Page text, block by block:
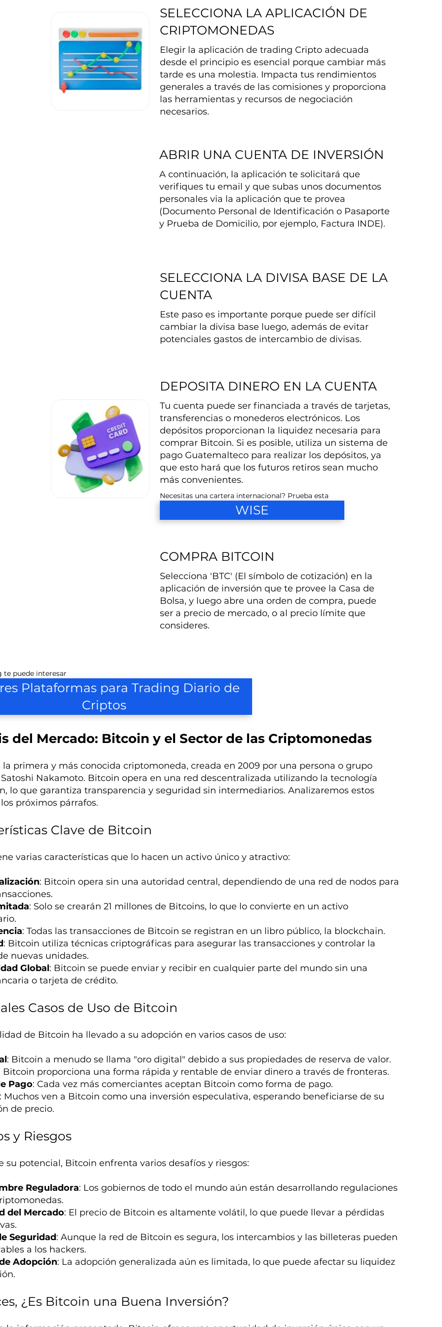
SELECCIONA LA APLICACIÓN DE
CRIPTOMONEDAS
Elegir la aplicación de trading Cripto adecuada
desde el principio es esencial porque cambiar más
tarde es una molestia. Impacta tus rendimientos
generales a través de las comisiones y proporciona
las herramientas y recursos de negociación
necesarios.
ABRIR UNA CUENTA DE INVERSIÓN
A continuación, la aplicación te solicitará que
verifiques tu email y que subas unos documentos
personales via la aplicación que te provea
(Documento Personal de Identificación o Pasaporte
y Prueba de Domicilio, por ejemplo, Factura INDE).
SELECCIONA LA DIVISA BASE DE LA
CUENTA
Este paso es importante porque puede ser difícil
cambiar la divisa base luego, además de evitar
potenciales gastos de intercambio de divisas.
DEPOSITA DINERO EN LA CUENTA
Tu cuenta puede ser financiada a través de tarjetas,
transferencias o monederos electrónicos. Los
depósitos proporcionan la liquidez necesaria para
comprar Bitcoin. Si es posible, utiliza un sistema de
pago Guatemalteco para realizar los depósitos, ya
que esto hará que los futuros retiros sean mucho
más convenientes.
Necesitas una cartera internacional? Prueba esta
WISE
COMPRA BITCOIN
Selecciona 'BTC' (El símbolo de cotización) en la
aplicación de inversión que te provee la Casa de
Bolsa, y luego abre una orden de compra, puede
ser a precio de mercado, o al precio límite que
consideres.
te puede interesar
Plataformas para Trading Diario de
Criptos
del Mercado: Bitcoin y el Sector de las Criptomonedas
primera y más conocida criptomoneda, creada en 2009 por una persona o grupo
Nakamoto. Bitcoin opera en una red descentralizada utilizando la tecnología
lo que garantiza transparencia y seguridad sin intermediarios. Analizaremos estos
próximos párrafos.
Clave de Bitcoin
varias características que lo hacen un activo único y atractivo:
: Bitcoin opera sin una autoridad central, dependiendo de una red de nodos para
: Solo se crearán 21 millones de Bitcoins, lo que lo convierte en un activo
: Todas las transacciones de Bitcoin se registran en un libro público, la blockchain.
: Bitcoin utiliza técnicas criptográficas para asegurar las transacciones y controlar la
nuevas unidades.
Global: Bitcoin se puede enviar y recibir en cualquier parte del mundo sin una
o tarjeta de crédito.
Casos de Uso de Bitcoin
de Bitcoin ha llevado a su adopción en varios casos de uso:
: Bitcoin a menudo se llama "oro digital" debido a sus propiedades de reserva de valor.
Bitcoin proporciona una forma rápida y rentable de enviar dinero a través de fronteras.
Pago: Cada vez más comerciantes aceptan Bitcoin como forma de pago.
Muchos ven a Bitcoin como una inversión especulativa, esperando beneficiarse de su
de precio.
y Riesgos
su potencial, Bitcoin enfrenta varios desafíos y riesgos:
Reguladora: Los gobiernos de todo el mundo aún están desarrollando regulaciones
del Mercado: El precio de Bitcoin es altamente volátil, lo que puede llevar a pérdidas
Seguridad: Aunque la red de Bitcoin es segura, los intercambios y las billeteras pueden
a los hackers.
Adopción: La adopción generalizada aún es limitada, lo que puede afectar su liquidez
¿Es Bitcoin una Buena Inversión?